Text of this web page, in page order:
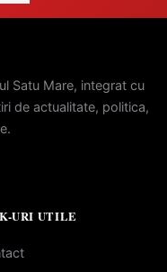
Satu Mare, integrat cu
de actualitate, politica,
URI UTILE